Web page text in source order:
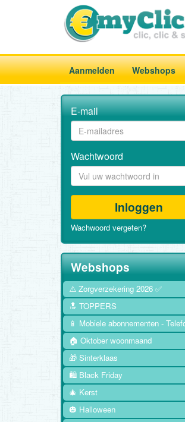
Aanmelden Webshops
E-mail
Wachtwoord
Inloggen
Wachwoord vergeten?
Webshops
⚠️ Zorgverzekering 2026 ✅
🔝 TOPPERS
📱 Mobiele abonnementen -
🏠 Oktober woonmaand
🎁 Sinterklaas
🛍️ Black Friday
🎄 Kerst
🎃 Halloween